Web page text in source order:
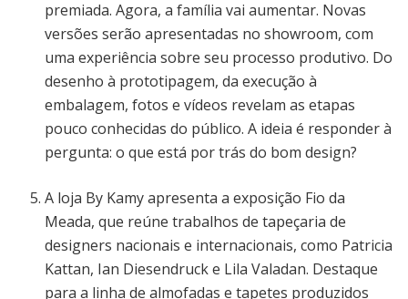
premiada. Agora, a família vai aumentar. Novas
versões serão apresentadas no showroom, com
uma experiência sobre seu processo produtivo. Do
desenho à prototipagem, da execução à
embalagem, fotos e vídeos revelam as etapas
pouco conhecidas do público. A ideia é responder à
pergunta: o que está por trás do bom design?
A loja By Kamy apresenta a exposição Fio da
Meada, que reúne trabalhos de tapeçaria de
designers nacionais e internacionais, como Patricia
Kattan, Ian Diesendruck e Lila Valadan. Destaque
para a linha de almofadas e tapetes produzidos